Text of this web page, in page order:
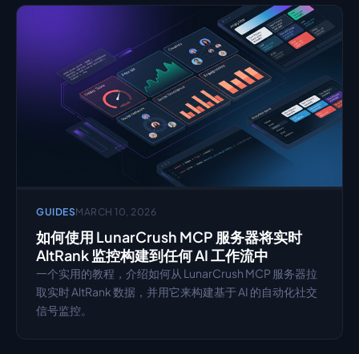
GUIDESMARCH 10, 2026
如何使用 LunarCrush MCP 服务器将实时
AltRank 监控构建到任何 AI 工作流中
一个实用的教程，介绍如何从 LunarCrush MCP 服务器拉
取实时 AltRank 数据，并用它来构建基于 AI 的自动化社交
信号监控。